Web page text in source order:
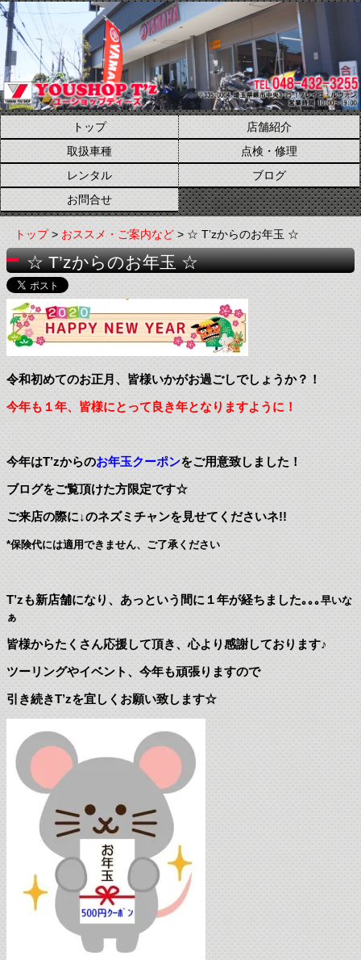
トップ
店舗紹介
取扱車種
点検・修理
レンタル
ブログ
お問合せ
トップ>おススメ・ご案内など> ☆ T’zからのお年玉 ☆
☆ T’zからのお年玉 ☆
令和初めてのお正月、皆様いかがお過ごしでしょうか？！
今年も１年、皆様にとって良き年となりますように！
今年はT’zからのお年玉クーポンをご用意致しました！
ブログをご覧頂けた方限定です☆
ご来店の際に↓のネズミチャンを見せてくださいネ!!
*保険代には適用できません、ご了承ください
T’zも新店舗になり、あっという間に１年が経ちました｡｡｡早いな
ぁ
皆様からたくさん応援して頂き、心より感謝しております♪
ツーリングやイベント、今年も頑張りますので
引き続きT’zを宜しくお願い致します☆